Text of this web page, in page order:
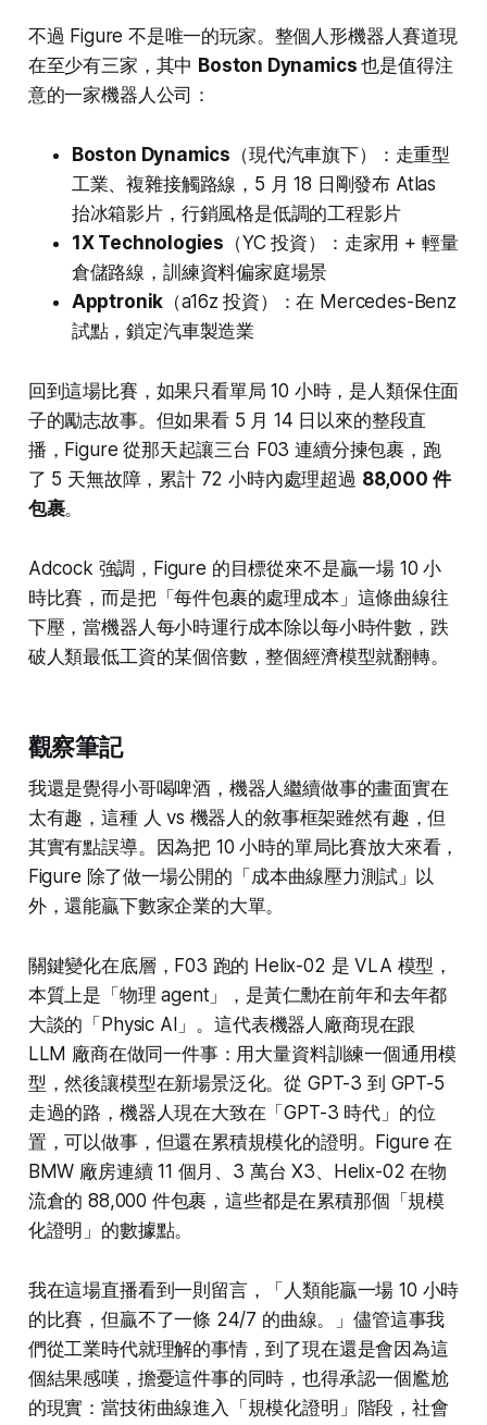
不過 Figure 不是唯一的玩家。整個人形機器人賽道現
在至少有三家，其中 Boston Dynamics也是值得注
意的一家機器人公司： ​
Boston Dynamics （現代汽車旗下）：走重型
工業、複雜接觸路線，5 月 18 日剛發布 Atlas
抬冰箱影片，行銷風格是低調的工程影片
1X Technologies （YC 投資）：走家用 + 輕量
倉儲路線，訓練資料偏家庭場景
Apptronik （a16z 投資）：在 Mercedes-Benz
試點，鎖定汽車製造業
回到這場比賽，如果只看單局 10 小時，是人類保住面
子的勵志故事。但如果看 5 月 14 日以來的整段直
播，Figure 從那天起讓三台 F03 連續分揀包裹，跑
了 5 天無故障，累計 72 小時內處理超過 88,000 件
包裹。
Adcock 強調，Figure 的目標從來不是贏一場 10 小
時比賽，而是把「每件包裹的處理成本」這條曲線往
下壓，當機器人每小時運行成本除以每小時件數，跌
破人類最低工資的某個倍數，整個經濟模型就翻轉。
觀察筆記
我還是覺得小哥喝啤酒，機器人繼續做事的畫面實在
太有趣，這種 人 vs 機器人的敘事框架雖然有趣，但
其實有點誤導。因為把 10 小時的單局比賽放大來看，
Figure 除了做一場公開的「成本曲線壓力測試」以
外，還能贏下數家企業的大單。
關鍵變化在底層，F03 跑的 Helix-02 是 VLA 模型，
本質上是「物理 agent」，是黃仁勳在前年和去年都
大談的「Physic AI」。這代表機器人廠商現在跟
LLM 廠商在做同一件事：用大量資料訓練一個通用模
型，然後讓模型在新場景泛化。從 GPT-3 到 GPT-5
走過的路，機器人現在大致在「GPT-3 時代」的位
置，可以做事，但還在累積規模化的證明。Figure 在
BMW 廠房連續 11 個月、3 萬台 X3、Helix-02 在物
流倉的 88,000 件包裹，這些都是在累積那個「規模
化證明」的數據點。
我在這場直播看到一則留言，「人類能贏一場 10 小時
的比賽，但贏不了一條 24/7 的曲線。」儘管這事我
們從工業時代就理解的事情，到了現在還是會因為這
個結果感嘆，擔憂這件事的同時，也得承認一個尷尬
的現實：當技術曲線進入「規模化證明」階段，社會